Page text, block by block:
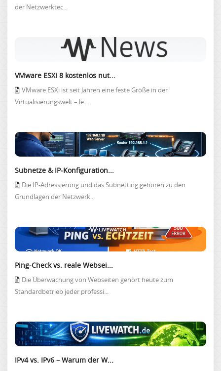
der Netzwerktec...
VMware ESXi 8 kostenlos nut...
VMware ESXi ist seit Jahren eine feste Größe in der
Virtualisierungswelt – le...
Subnetze & IP-Konfiguration...
Die IP-Adressierung und das Subnetting gehören zu den
Grundlagen der Netzwerk...
Ping-Check vs. reale Websei...
Die Überwachung von Webseiten gehört heute zum
Standardbetrieb jeder professi...
IPv4 vs. IPv6 – Warum der W...